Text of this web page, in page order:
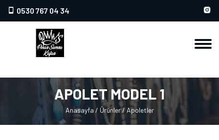
0530 767 04 34
APOLET MODEL 1
Anasayfa / Ürünler/ Apoletler